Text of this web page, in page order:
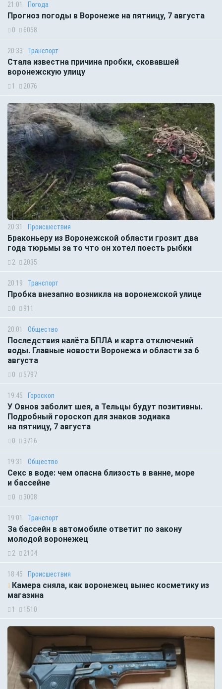
21:01 Погода
Прогноз погоды в Воронеже на пятницу, 7 августа
0 6058
20:33 Транспорт
Стала известна причина пробки, сковавшей
воронежскую улицу
1 2076
20:31 Происшествия
Браконьеру из Воронежской области грозит два
года тюрьмы за то что он хотел поесть рыбки
2 2035
20:19 Транспорт
Пробка внезапно возникла на воронежской улице
0 911
20:01 Общество
Последствия налёта БПЛА и карта отключений
воды. Главные новости Воронежа и области за 6
августа
0 5797
19:45 Гороскоп
У Овнов заболит шея, а Тельцы будут позитивны.
Подробный гороскоп для знаков зодиака
на пятницу, 7 августа
0 3716
19:31 Общество
Секс в воде: чем опасна близость в ванне, море
и бассейне
0 3008
19:01 Транспорт
За бассейн в автомобиле ответит по закону
молодой воронежец
2 2104
18:45 Происшествия
Камера сняла, как воронежец вынес косметику из
магазина
1 1510